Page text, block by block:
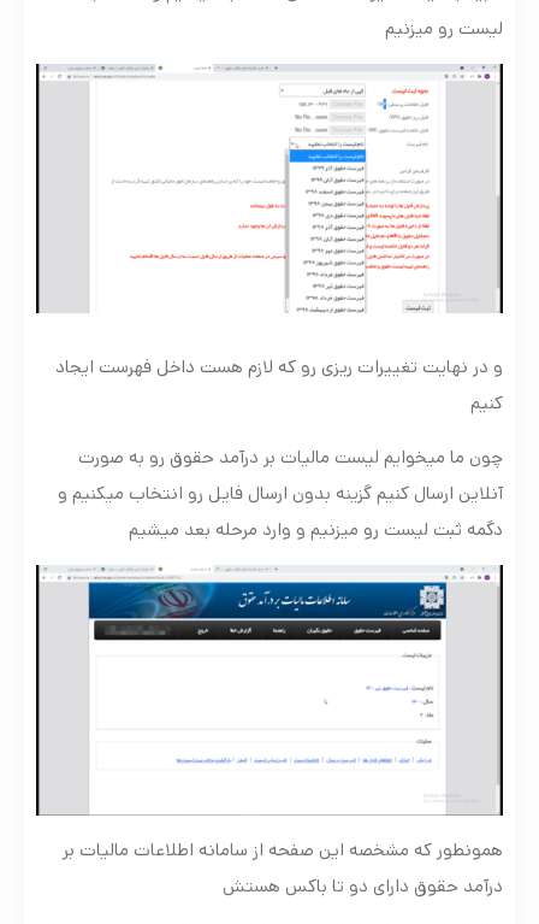
لیست رو میزنیم
و در نهایت تغییرات ریزی رو که لازم هست داخل فهرست ایجاد
کنیم
چون ما میخوایم لیست مالیات بر درآمد حقوق رو به صورت
آنلاین ارسال کنیم گزینه بدون ارسال فایل رو انتخاب میکنیم و
دگمه ثبت لیست رو میزنیم و وارد مرحله بعد میشیم
همونطور که مشخصه این صفحه از سامانه اطلاعات مالیات بر
درآمد حقوق دارای دو تا باکس هستش